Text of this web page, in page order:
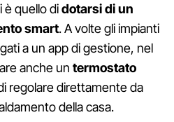
è quello didotarsi di un
smart. A volte gli impianti
a un app di gestione, nel
anche un termostato
regolare direttamente da
della casa.